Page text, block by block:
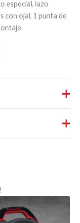
especial, lazo
con ojal, 1 punta de
SLIM SIN
publicada.